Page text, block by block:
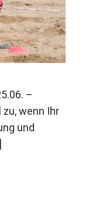
–
wenn Ihr
und